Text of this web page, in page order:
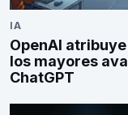
IA
OpenAI
los mayores
ChatGPT